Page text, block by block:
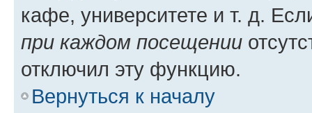
кафе, университете и т. д.
при каждом посещении
отключил эту функцию.
Вернуться к началу